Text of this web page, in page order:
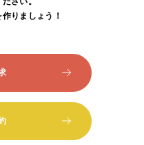
りましょう！